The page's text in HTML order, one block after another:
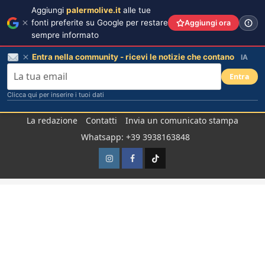
La redazione Contatti
Invia un comunicato stampa
Whatsapp: +39 3938163848
InstagramFacebook
TikTok
Aggiungi palermolive.it alle tue
fonti preferite su Google per restare
sempre informato
Aggiungi ora
Entra nella community - ricevi le notizie che contano IA
Entra
Clicca qui per inserire i tuoi dati